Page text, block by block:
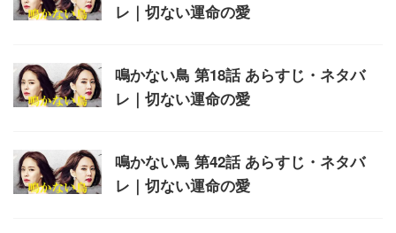
レ｜切ない運命の愛
鳴かない鳥 第18話 あらすじ・ネタバ
レ｜切ない運命の愛
鳴かない鳥 第42話 あらすじ・ネタバ
レ｜切ない運命の愛